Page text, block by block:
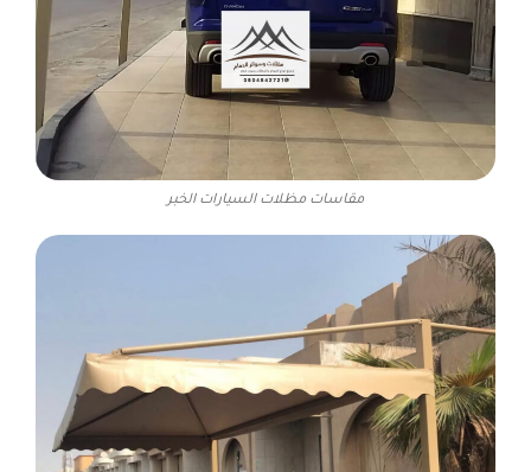
مقاسات مظلات السيارات الخبر